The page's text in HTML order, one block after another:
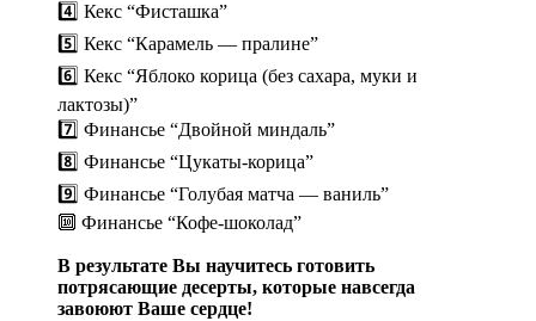
4️⃣ Кекс “Фисташка”
5️⃣ Кекс “Карамель — пралине”
6️⃣ Кекс “Яблоко корица (без сахара, муки и
лактозы)”
7️⃣ Финансье “Двойной миндаль”
8️⃣ Финансье “Цукаты-корица”
9️⃣ Финансье “Голубая матча — ваниль”
🔟 Финансье “Кофе-шоколад”
В результате Вы научитесь готовить
потрясающие десерты, которые навсегда
завоюют Ваше сердце!